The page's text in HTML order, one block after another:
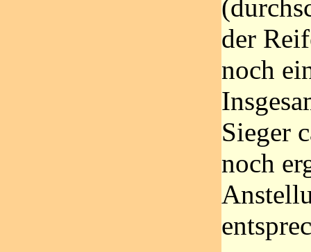
der
noch
Sieger
noch